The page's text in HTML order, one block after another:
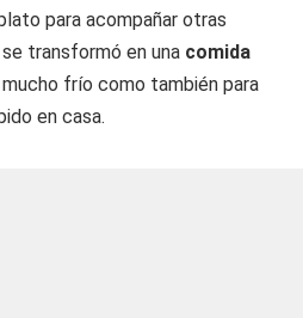
para acompañar otras
transformó en una comida
frío como también para
en casa.